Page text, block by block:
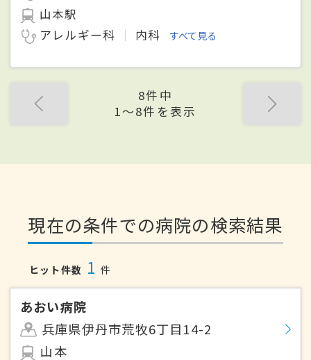
山本駅
アレルギー科
内科 すべて見る
8件中
1〜8件を表示
現在の条件での病院の検索結果
ヒット件数 1 件
あおい病院
兵庫県伊丹市荒牧6丁目14-2
山本